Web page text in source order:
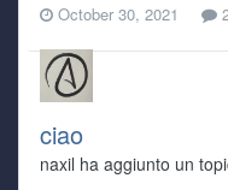
October 30, 2021
ciao
naxil ha aggiunto un